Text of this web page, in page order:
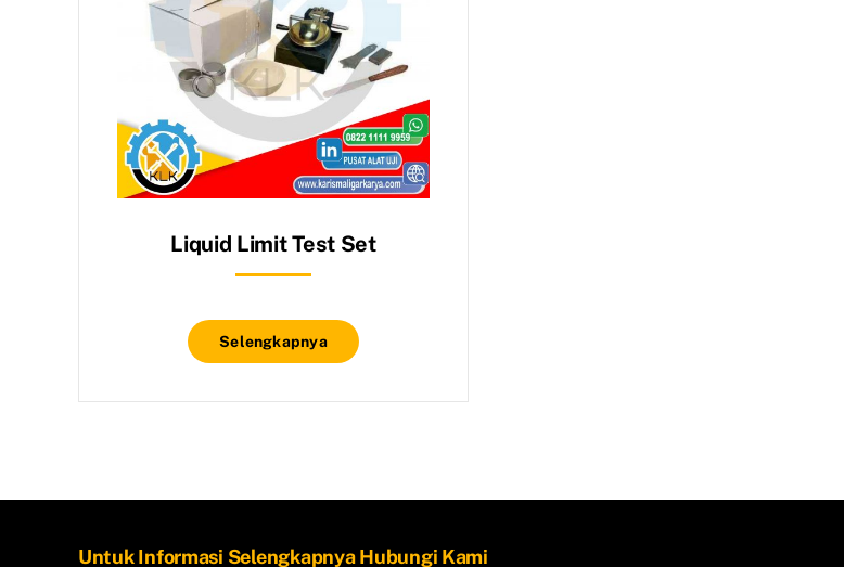
Liquid Limit Test Set
Selengkapnya
Untuk Informasi Selengkapnya Hubungi Kami